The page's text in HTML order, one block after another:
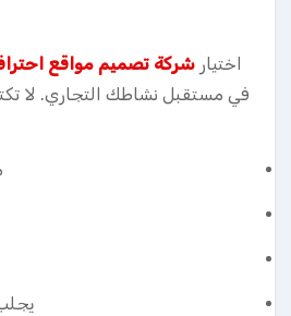
اختيار شركة تصميم مواقع
في مستقبل نشاطك التجاري. لا